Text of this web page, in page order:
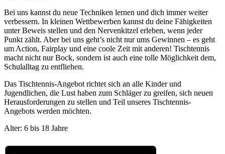
Bei uns kannst du neue Techniken lernen und dich immer weiter
verbessern. In kleinen Wettbewerben kannst du deine Fähigkeiten
unter Beweis stellen und den Nervenkitzel erleben, wenn jeder
Punkt zählt. Aber bei uns geht’s nicht nur ums Gewinnen – es geht
um Action, Fairplay und eine coole Zeit mit anderen! Tischtennis
macht nicht nur Bock, sondern ist auch eine tolle Möglichkeit dem,
Schulalltag zu entfliehen.
Das Tischtennis-Angebot richtet sich an alle Kinder und
Jugendlichen, die Lust haben zum Schläger zu greifen, sich neuen
Herausforderungen zu stellen und Teil unseres Tischtennis-
Angebots werden möchten.
Alter: 6 bis 18 Jahre